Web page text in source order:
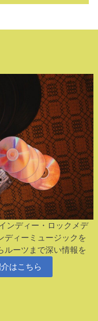
ンディー・ロックメデ
ディーミュージックを
ルーツまで深い情報を
はこちら